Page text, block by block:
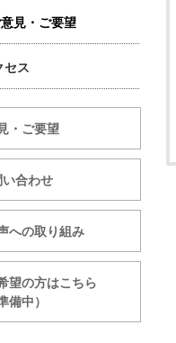
見・ご要望
セス
・ご要望
合わせ
への取り組み
希望の方はこちら
備中）